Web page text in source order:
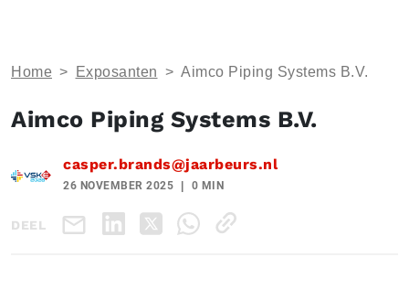
Home > Exposanten > Aimco Piping Systems B.V.
Aimco Piping Systems B.V.
casper.brands@jaarbeurs.nl
26 NOVEMBER 2025 0 MIN
DEEL